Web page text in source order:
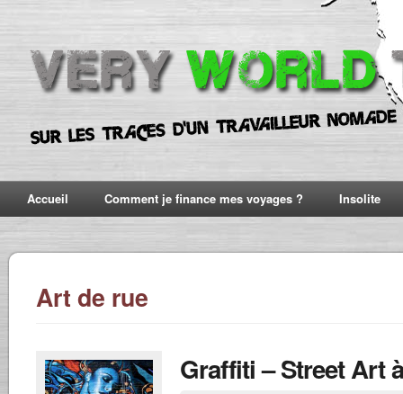
Accueil Comment je finance mes voyages ? Insolite
Art de rue
Graffiti – Street Art